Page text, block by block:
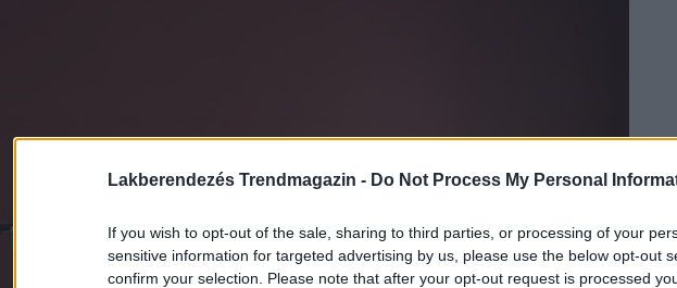
Lakberendezés Trendmagazin - Do Not Process My Personal
If you wish to opt-out of the sale, sharing to third parties, or processing of your
sensitive information for targeted advertising by us, please use the below opt-out
confirm your selection. Please note that after your opt-out request is processed